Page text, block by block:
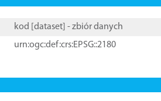
kod [ dataset ] - zbiór danych
urn:ogc:def:crs:EPSG::2180